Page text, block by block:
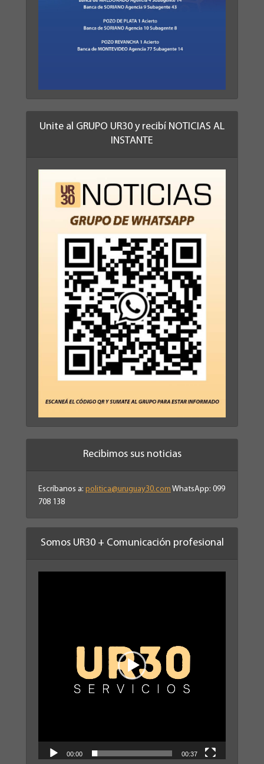
Unite al GRUPO UR30 y recibí NOTICIAS AL
INSTANTE
Recibimos sus noticias
Escríbanos a: politica@uruguay30.com WhatsApp: 099
708 138
Somos UR30 + Comunicación profesional
00:00 00:37